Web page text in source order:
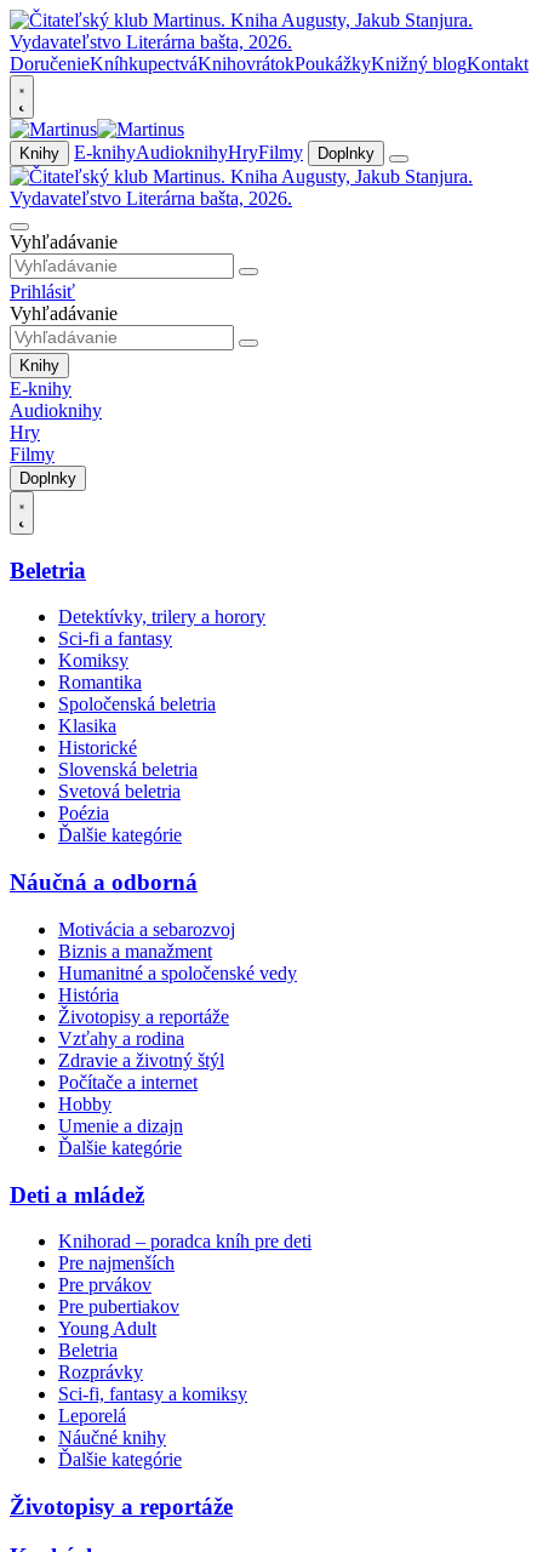
DoručenieKníhkupectváKnihovrátokPoukážkyKnižný blogKontakt
Knihy E-knihyAudioknihyHryFilmy Doplnky
Vyhľadávanie
Prihlásiť
Vyhľadávanie
Knihy
E-knihy
Audioknihy
Hry
Filmy
Doplnky
Beletria
Detektívky, trilery a horory
Sci-fi a fantasy
Komiksy
Romantika
Spoločenská beletria
Klasika
Historické
Slovenská beletria
Svetová beletria
Poézia
Ďalšie kategórie
Náučná a odborná
Motivácia a sebarozvoj
Biznis a manažment
Humanitné a spoločenské vedy
História
Životopisy a reportáže
Vzťahy a rodina
Zdravie a životný štýl
Počítače a internet
Hobby
Umenie a dizajn
Ďalšie kategórie
Deti a mládež
Knihorad – poradca kníh pre deti
Pre najmenších
Pre prvákov
Pre pubertiakov
Young Adult
Beletria
Rozprávky
Sci-fi, fantasy a komiksy
Leporelá
Náučné knihy
Ďalšie kategórie
Životopisy a reportáže